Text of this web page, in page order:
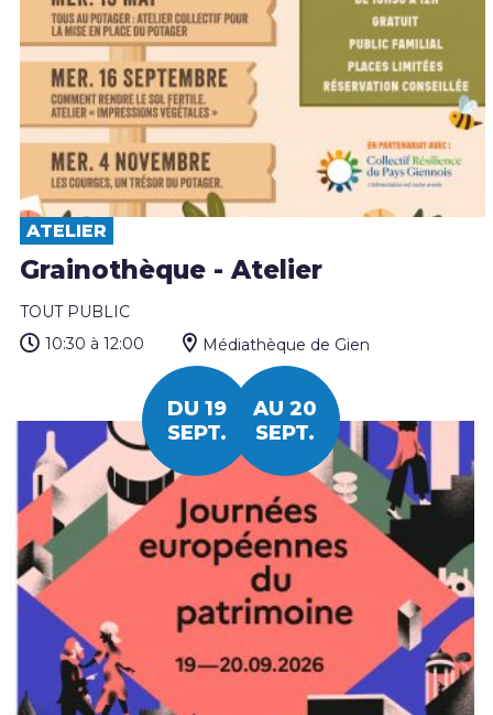
ATELIER
Grainothèque - Atelier
TOUT PUBLIC
10:30 à 12:00 Médiathèque de Gien
DU 19
SEPT.
AU 20
SEPT.